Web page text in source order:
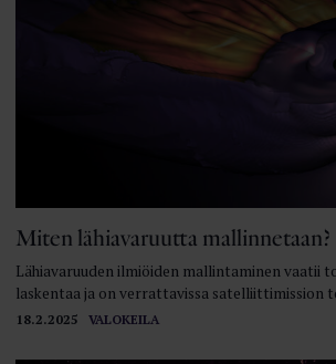
18.2.2025 VALOKEILA
Miten lähiavaruutta mallinnetaan?
Lähiavaruuden ilmiöiden mallintaminen vaatii
laskentaa ja on verrattavissa satelliittimission